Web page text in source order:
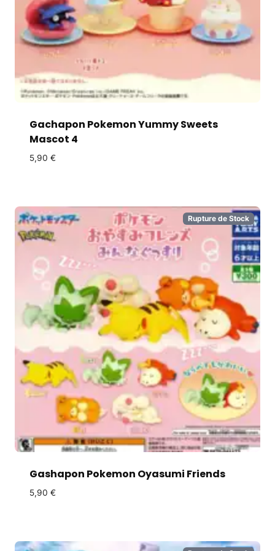
Gachapon Pokemon Yummy Sweets
Mascot 4
5,90 €
Rupture de Stock
Gashapon Pokemon Oyasumi Friends
5,90 €